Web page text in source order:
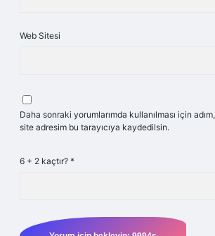
Web Sitesi
Daha sonraki yorumlarımda kullanılması için
site adresim bu tarayıcıya kaydedilsin.
6 + 2 kaçtır? *